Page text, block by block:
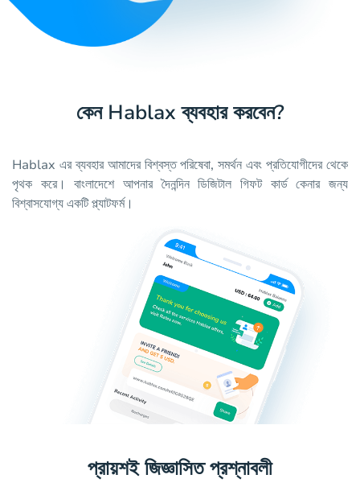
কেন Hablax ব্যবহার করবেন?
Hablax এর ব্যবহার আমাদের বিশ্বস্ত পরিষেবা, সমর্থন এবং প্রতিযোগীদের থেকে
পৃথক করে। বাংলাদেশে আপনার দৈনন্দিন ডিজিটাল গিফট কার্ড কেনার জন্য
বিশ্বাসযোগ্য একটি প্ল্যাটফর্ম।
প্রায়শই জিজ্ঞাসিত প্রশ্নাবলী